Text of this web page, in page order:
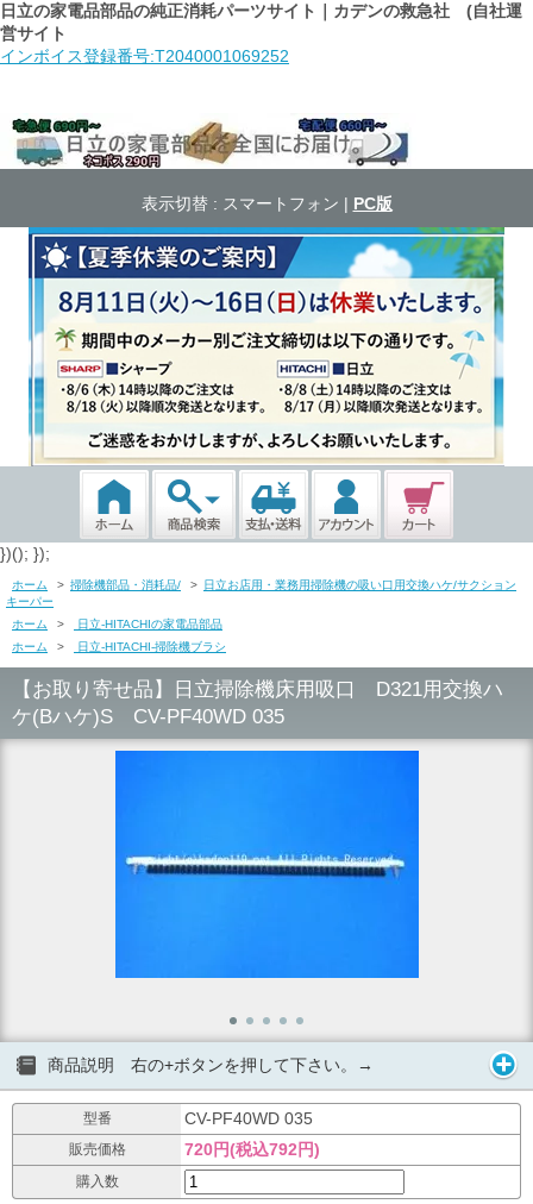
日立の家電品部品の純正消耗パーツサイト｜カデンの救急社 (自社運
営サイト
インボイス登録番号:T2040001069252
表示切替 : スマートフォン | PC版
})(); });
ホーム > 掃除機部品・消耗品/ > 日立お店用・業務用掃除機の吸い口用交換ハケ/サクション
キーパー
ホーム
>
日立-HITACHIの家電品部品
ホーム
> 日立-HITACHI-掃除機ブラシ
【お取り寄せ品】日立掃除機床用吸口 D321用交換ハ
ケ(Bハケ)S CV-PF40WD 035
商品説明 右の+ボタンを押して下さい。→
型番 CV-PF40WD 035
販売価格 720円(税込792円)
購入数